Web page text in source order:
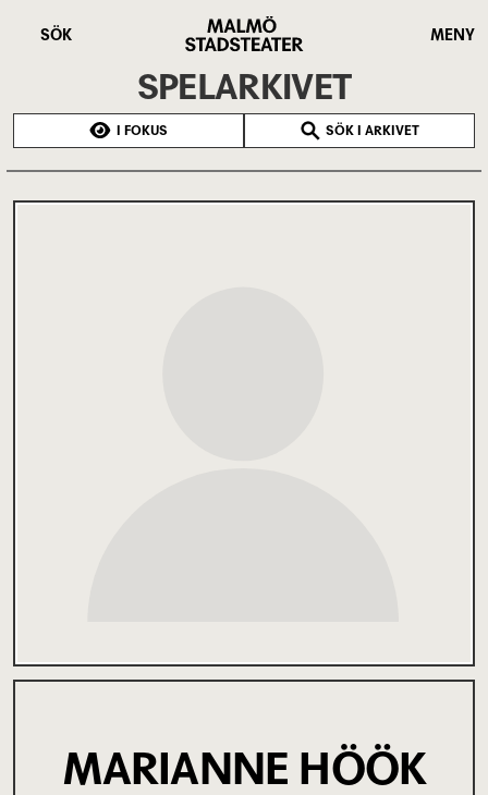
SÖK
Stadsteater
MENY
SPELARKIVET
I FOKUS SÖK I ARKIVET
MARIANNE HÖÖK